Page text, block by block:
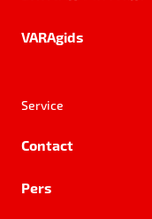
VARAgids
Service
Contact
Pers